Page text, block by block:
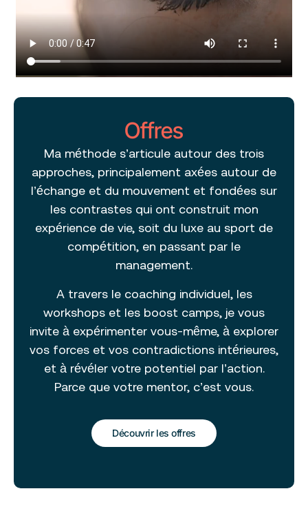
Offres
Ma méthode s’articule autour des trois
approches, principalement axées autour de
l’échange et du mouvement et fondées sur
les contrastes qui ont construit mon
expérience de vie, soit du luxe au sport de
compétition, en passant par le
management.
A travers le coaching individuel, les
workshops et les boost camps, je vous
invite à expérimenter vous-même, à explorer
vos forces et vos contradictions intérieures,
et à révéler votre potentiel par l’action.
Parce que votre mentor, c’est vous.
Découvrir les offres